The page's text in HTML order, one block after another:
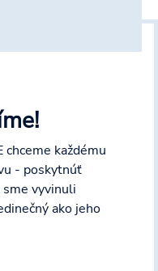
chceme každému
- poskytnúť
vyvinuli
ako jeho